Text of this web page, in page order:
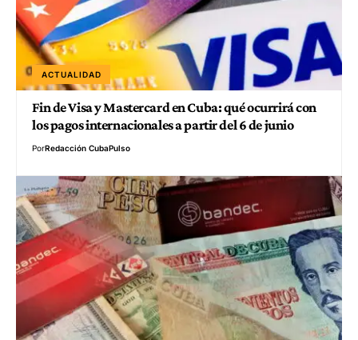
ACTUALIDAD
Fin de Visa y Mastercard en Cuba: qué ocurrirá con
los pagos internacionales a partir del 6 de junio
PorRedacción CubaPulso